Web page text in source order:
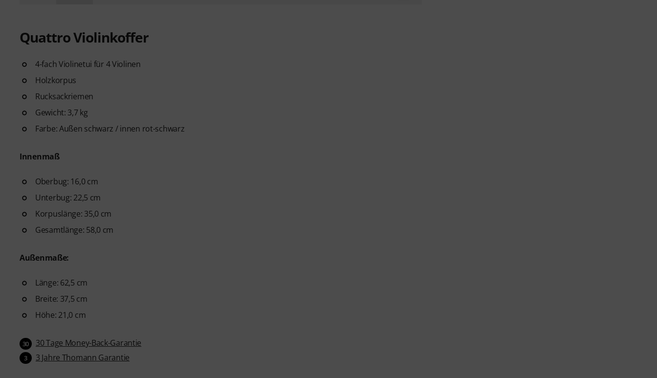
Quattro Violinkoffer
4-fach Violinetui für 4 Violinen
Holzkorpus
Rucksackriemen
Gewicht: 3,7 kg
Farbe: Außen schwarz / innen rot-schwarz
Innenmaß
Oberbug: 16,0 cm
Unterbug: 22,5 cm
Korpuslänge: 35,0 cm
Gesamtlänge: 58,0 cm
Außenmaße:
Länge: 62,5 cm
Breite: 37,5 cm
Höhe: 21,0 cm
30 30 Tage Money-Back-Garantie
3 3 Jahre Thomann Garantie